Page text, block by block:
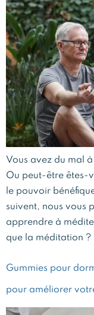
Vous avez du mal
Ou peut-être êtes-
le pouvoir
suivent, nous vous
apprendre à
que la méditation ?
Gummies pour
pour améliorer